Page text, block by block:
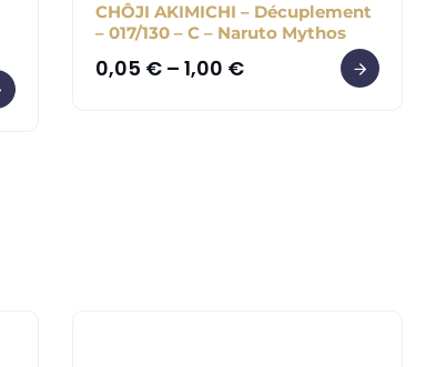
CHÔJI AKIMICHI – Décuplement
– 017/130 – C – Naruto Mythos
0,05 €– 1,00 €